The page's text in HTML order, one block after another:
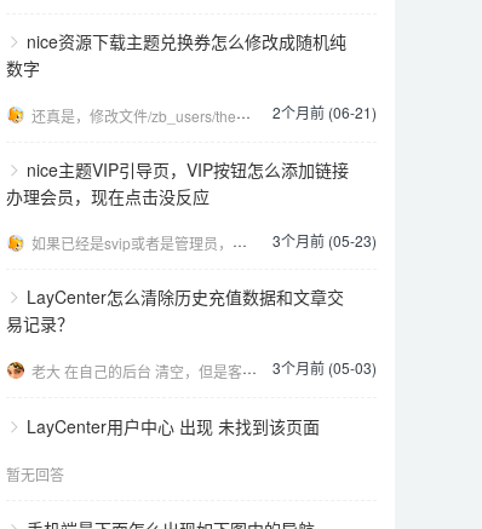
nice资源下载主题兑换券怎么修改成随机纯
数字
还真是，修改文件/zb_users/theme/Nice/class/main.php 1181行 2个月前 (06-21)
nice主题VIP引导页，VIP按钮怎么添加链接
办理会员，现在点击没反应
如果已经是svip或者是管理员，点了就没反应 3个月前 (05-23)
LayCenter怎么清除历史充值数据和文章交
易记录？
老大 在自己的后台 清空，但是客户的个人中心后台 还是在的 这种怎么弄 我现在清理了，发现客户的后 3个月前 (05-03)
LayCenter用户中心 出现 未找到该页面
暂无回答